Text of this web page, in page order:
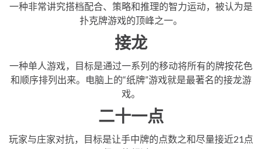
一种非常讲究搭档配合、策略和推理的智力运动，被认为是
扑克牌游戏的顶峰之一。
接龙
一种单人游戏，目标是通过一系列的移动将所有的牌按花色
和顺序排列出来。电脑上的“纸牌”游戏就是最著名的接龙游
戏。
二十一点
玩家与庄家对抗，目标是让手中牌的点数之和尽量接近21点